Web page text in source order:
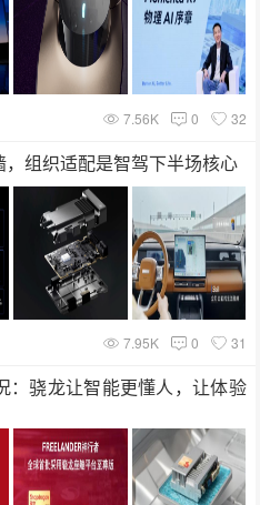
7.56K 0 32
组织适配是智驾下半场核心
7.95K 0 31
：骁龙让智能更懂人，让体验